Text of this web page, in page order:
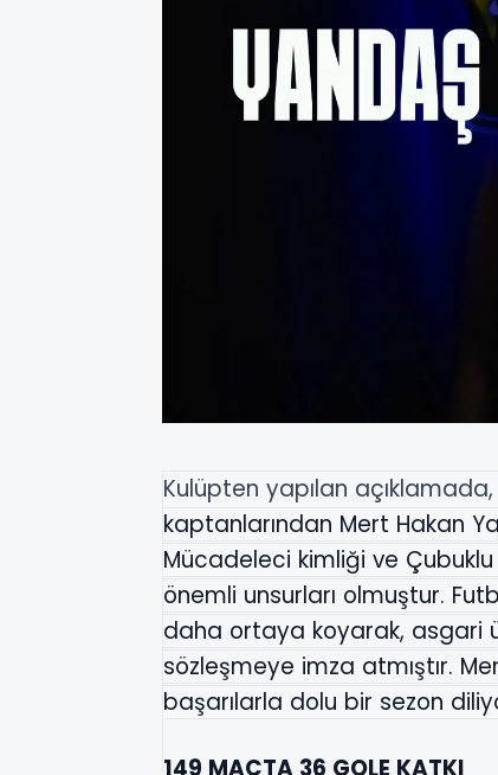
Kulüpten yapılan açıklamada,
kaptanlarından Mert Hakan
Mücadeleci kimliği ve
önemli unsurları olmuştur.
daha ortaya koyarak, asgari
sözleşmeye imza atmıştır.
başarılarla dolu bir sezon
149 MAÇTA 36 GOLE KATKI